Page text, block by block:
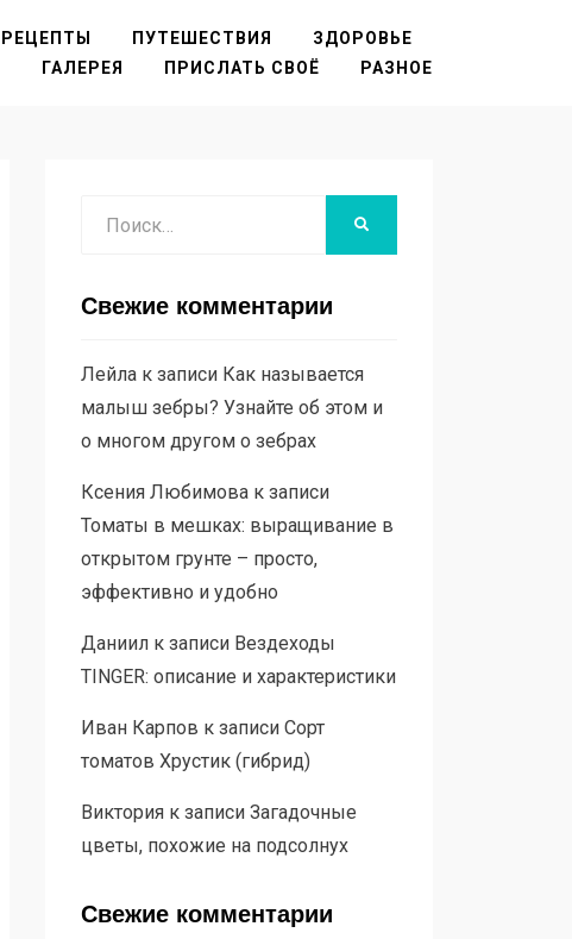
РЕЦЕПТЫ ПУТЕШЕСТВИЯ
ЗДОРОВЬЕ
ГАЛЕРЕЯ ПРИСЛАТЬ СВОЁ РАЗНОЕ
Свежие комментарии
Лейлак записи Как называется
малыш зебры? Узнайте об этом и
о многом другом о зебрах
Ксения Любимовак записи
Томаты в мешках: выращивание в
открытом грунте – просто,
эффективно и удобно
Даниилк записи Вездеходы
TINGER: описание и характеристики
Иван Карпов к записи Сорт
томатов Хрустик (гибрид)
Викторияк записи Загадочные
цветы, похожие на подсолнух
Свежие комментарии